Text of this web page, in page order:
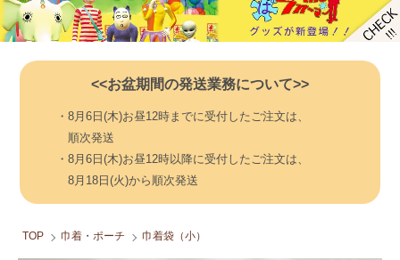
<<お盆期間の発送業務について>>
・8月6日(木)お昼12時までに受付したご注文は、
順次発送
・8月6日(木)お昼12時以降に受付したご注文は、
8月18日(火)から順次発送
TOP 巾着・ポーチ 巾着袋（小）